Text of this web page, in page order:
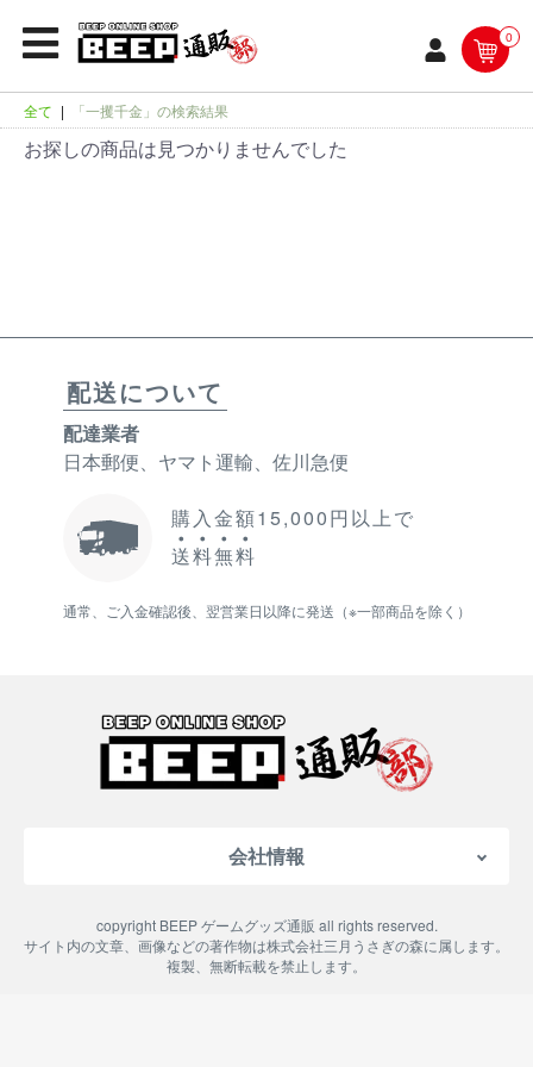
0
全て | 「一攫千金」の検索結果
お探しの商品は見つかりませんでした
配送について
配達業者
日本郵便、ヤマト運輸、佐川急便
購入金額15,000円以上で
送料無料
通常、ご入金確認後、翌営業日以降に発送（※一部商品を除く）
会社情報
特定商取引法に基づく表記
copyright BEEP ゲームグッズ通販 all rights reserved.
サイト内の文章、画像などの著作物は株式会社三月うさぎの森に属します。
複製、無断転載を禁止します。